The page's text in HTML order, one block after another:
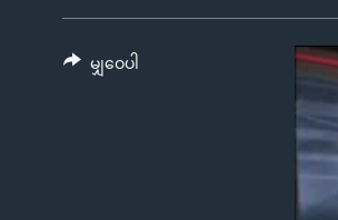
တရုတ်
အစ္စရေး-ပါလက်စတိုင်း
ရပ်ဝန်းတခု လမ်းတခု အလွန်
အင်္ဂလိပ်စာလေ့လာမယ်
မျှဝေပါ